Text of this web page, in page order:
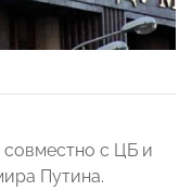
совместно с ЦБ и
Путина.